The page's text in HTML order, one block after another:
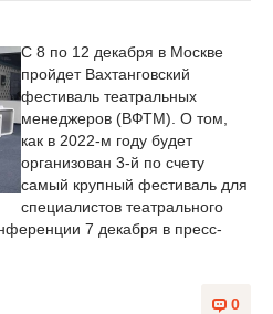
С 8 по 12 декабря в Москве
пройдет Вахтанговский
фестиваль театральных
менеджеров (ВФТМ). О том,
как в 2022-м году будет
организован 3-й по счету
самый крупный фестиваль для
специалистов театрального
7 декабря в пресс-
0